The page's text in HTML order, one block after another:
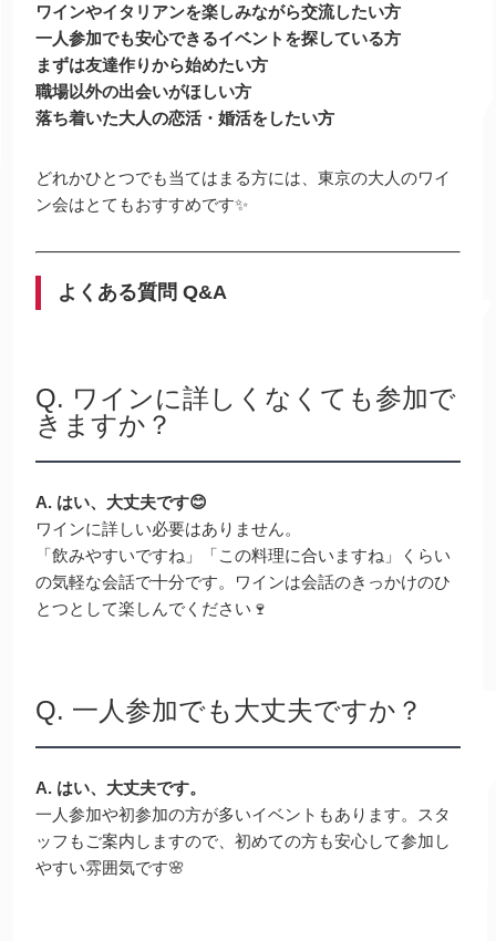
ワインやイタリアンを楽しみながら交流したい方
一人参加でも安心できるイベントを探している方
まずは友達作りから始めたい方
職場以外の出会いがほしい方
落ち着いた大人の恋活・婚活をしたい方
どれかひとつでも当てはまる方には、東京の大人のワイ
ン会はとてもおすすめです✨
よくある質問 Q&A
Q. ワインに詳しくなくても参加で
きますか？
A. はい、大丈夫です😊
ワインに詳しい必要はありません。
「飲みやすいですね」「この料理に合いますね」くらい
の気軽な会話で十分です。ワインは会話のきっかけのひ
とつとして楽しんでください🍷
Q. 一人参加でも大丈夫ですか？
A. はい、大丈夫です。
一人参加や初参加の方が多いイベントもあります。スタ
ッフもご案内しますので、初めての方も安心して参加し
やすい雰囲気です🌸